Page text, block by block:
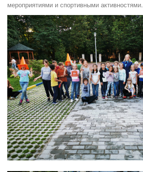
мероприятиями и спортивными активностями.